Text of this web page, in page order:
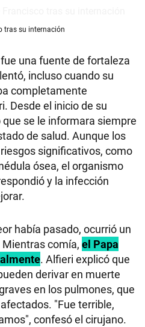
tras su internación
una fuente de fortaleza
incluso cuando su
completamente
Desde el inicio de su
se le informara siempre
de salud. Aunque los
significativos, como
ósea, el organismo
y la infección
había pasado, ocurrió un
comía, el Papa
. Alfieri explicó que
derivar en muerte
en los pulmones, que
"Fue terrible,
confesó el cirujano.